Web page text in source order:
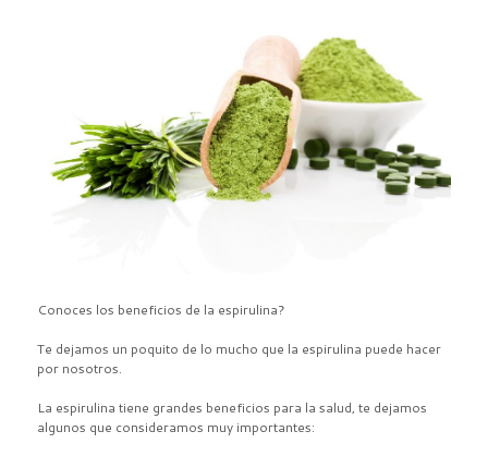
Conoces los beneficios de la espirulina?
Te dejamos un poquito de lo mucho que la espirulina puede hacer
por nosotros.
La espirulina tiene grandes beneficios para la salud, te dejamos
algunos que consideramos muy importantes: